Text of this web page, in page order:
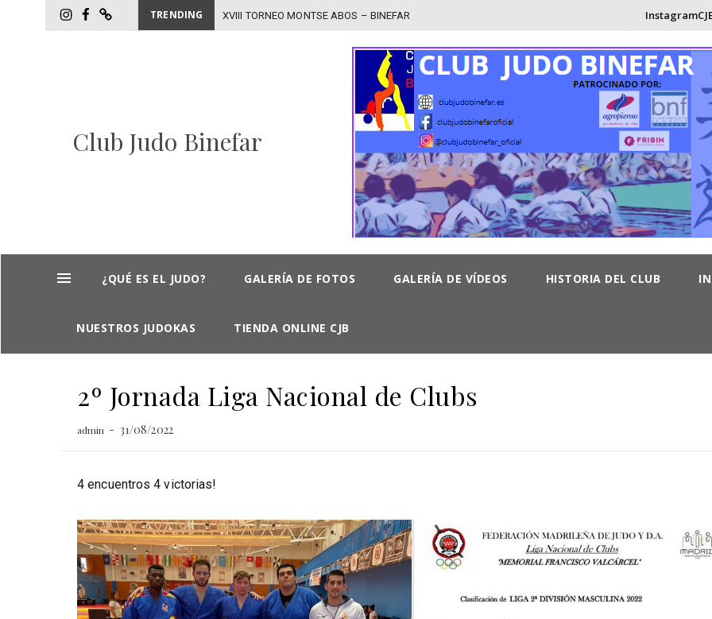
InstagramCJB
FacebookCJB
TIENDA
TRENDING - Skip
to
content
Club Judo Binefar
to
¿QUÉ ES EL JUDO? GALERÍA DE FOTOS GALERÍA DE VÍDEOS HISTORIA DEL CLUB
NUESTROS JUDOKAS TIENDA ONLINE CJB
2º Jornada Liga Nacional de Clubs
admin 31/08/2022
4 encuentros 4 victorias!